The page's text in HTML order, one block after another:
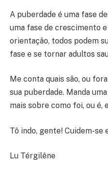
A puberdade é uma fase
uma fase de crescimento
orientação, todos podem
fase e se tornar adultos
Me conta quais são, ou
sua puberdade. Manda
mais sobre como foi, ou é,
Tô indo, gente! Cuidem-se
Lu Térgilêne